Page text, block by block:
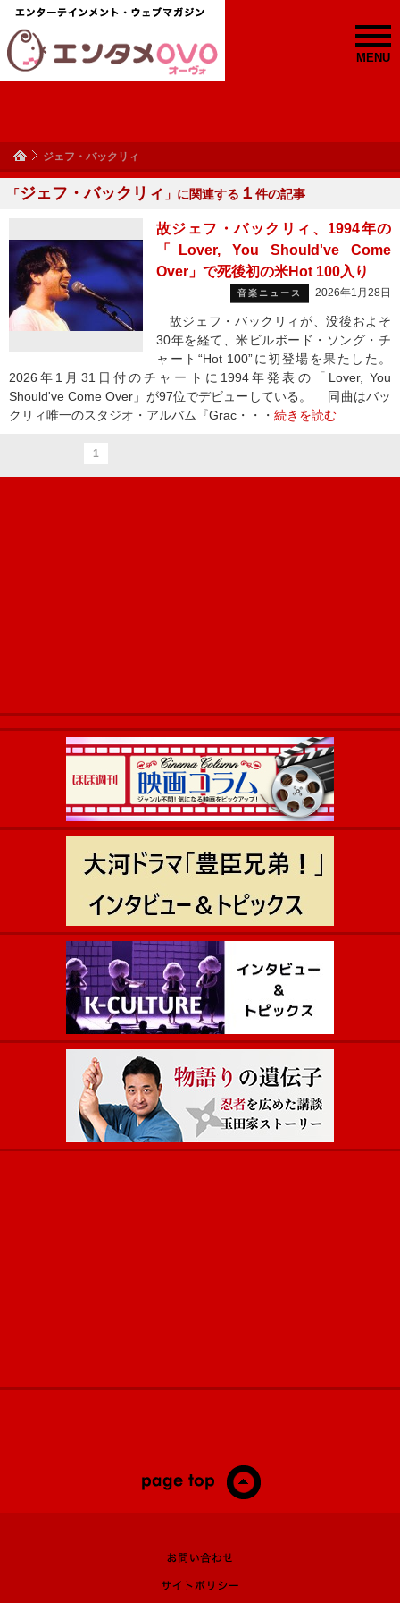
MENU
ジェフ・バックリィ
「ジェフ・バックリィ 」に関連する １ 件の記事
故ジェフ・バックリィ、1994年の
「Lover, You Should've Come
Over」で死後初の米Hot 100入り
音楽ニュース 2026年1月28日
故ジェフ・バックリィが、没後およそ
30年を経て、米ビルボード・ソング・チ
ャート“Hot 100”に初登場を果たした。
2026年1月31日付のチャートに1994年発表の「Lover, You
Should've Come Over」が97位でデビューしている。 同曲はバッ
クリィ唯一のスタジオ・アルバム『Grac・・・ 続きを読む
1